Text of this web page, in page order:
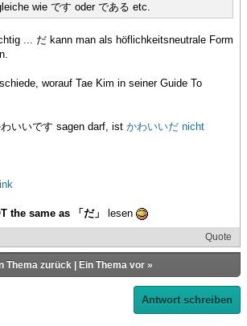
wie です oder である etc.
... だ kann man als höflichkeitsneutrale Form
worauf Tae Kim in seiner Guide To
いいです sagen darf, ist かわいいだ nicht
the same as 「だ」 lesen
Quote
Thema zurück| Ein Thema vor»
Antwort schreiben